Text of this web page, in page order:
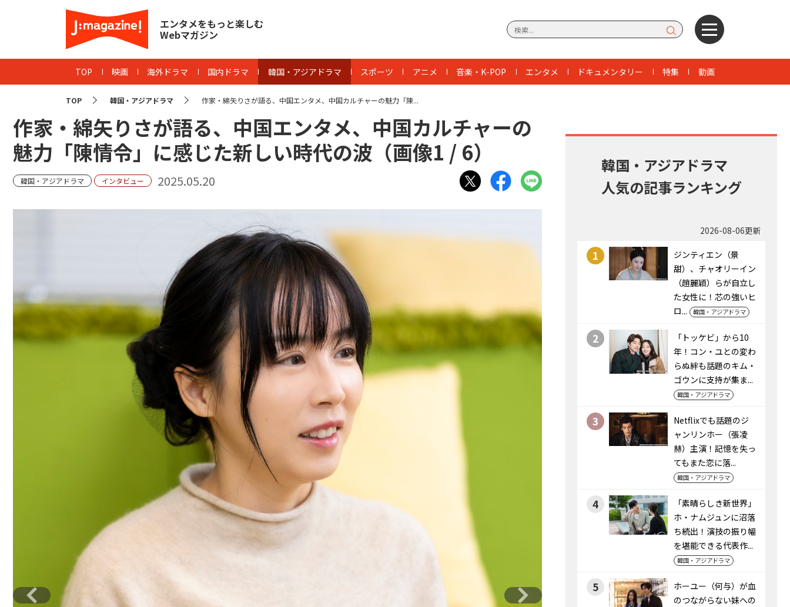
エンタメをもっと楽しむ
Webマガジン
TOP 映画 海外ドラマ 国内ドラマ 韓国・アジアドラマ スポーツ アニメ 音楽・K-POP エンタメ ドキュメンタリー 特集 動画
TOP 韓国・アジアドラマ 作家・綿矢りさが語る、中国エンタメ、中国カルチャーの魅力「陳...
作家・綿矢りさが語る、中国エンタメ、中国カルチャーの
魅力「陳情令」に感じた新しい時代の波（画像1 / 6）
韓国・アジアドラマ インタビュー 2025.05.20
韓国・アジアドラマ
人気の記事ランキング
2026-08-06更新
1
ジンティエン（景
甜）、チャオリーイン
（趙麗穎）らが自立し
た女性に！芯の強いヒ
ロ...
韓国・アジアドラマ
2
「トッケビ」から10
年！コン・ユとの変わ
らぬ絆も話題のキム・
ゴウンに支持が集ま...
韓国・アジアドラマ
3
Netflixでも話題のジ
ャンリンホー（張凌
赫）主演！記憶を失っ
てもまた恋に落...
韓国・アジアドラマ
4
「素晴らしき新世界」
ホ・ナムジュンに沼落
ち続出！演技の振り幅
を堪能できる代表作...
韓国・アジアドラマ
5
ホーユー（何与）が血
のつながらない妹への